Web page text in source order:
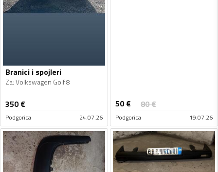
Branici i spojleri
Za:Volkswagen Golf 8
350€
Podgorica 24.07.26
50€ 80€
Podgorica 19.07.26